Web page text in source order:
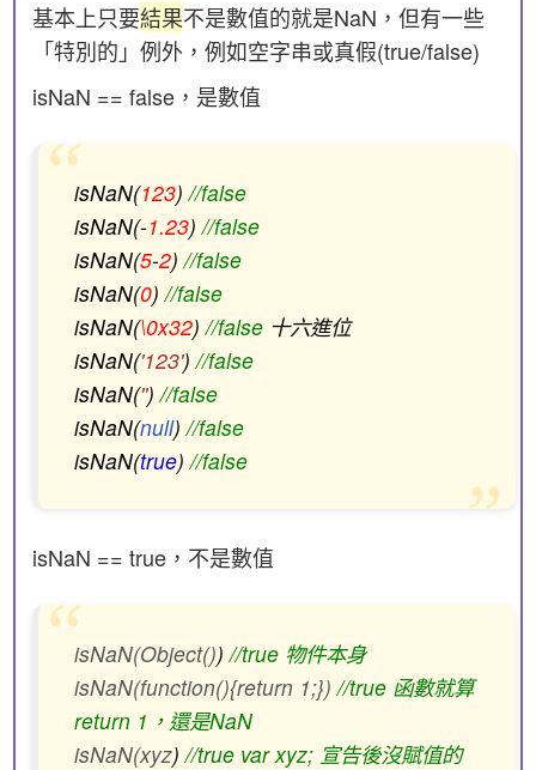
基本上只要結果不是數值的就是NaN，但有一些
「特別的」例外，例如空字串或真假(true/false)
isNaN == false，是數值
isNaN(123)//false
isNaN(-1.23)//false
isNaN(5-2)//false
isNaN(0)//false
isNaN(\0x32)//false十六進位
isNaN('123')//false
isNaN('')//false
isNaN(null)//false
isNaN(true)//false
isNaN == true，不是數值
isNaN(Object())//true 物件本身
isNaN(function(){return 1;})//true 函數就算
return 1，還是NaN
isNaN(xyz)//true var xyz; 宣告後沒賦值的